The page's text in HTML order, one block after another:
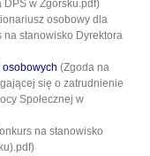
w Zgórsku.pdf)
osobowy dla
stanowisko Dyrektora
(Zgoda na
się o zatrudnienie
Społecznej w
na stanowisko